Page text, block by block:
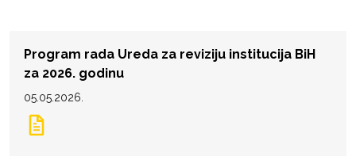
Program rada Ureda za reviziju institucija BiH
za 2026. godinu
05.05.2026.